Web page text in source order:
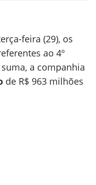
feira (29), os
ao 4º
a companhia
de R$ 963 milhões